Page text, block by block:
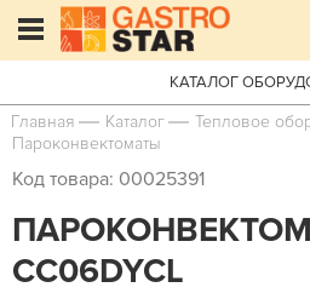
КАТАЛОГ
Главная Каталог
Тепловое
Пароконвектоматы
Код товара: 00025391
CC06DYCL